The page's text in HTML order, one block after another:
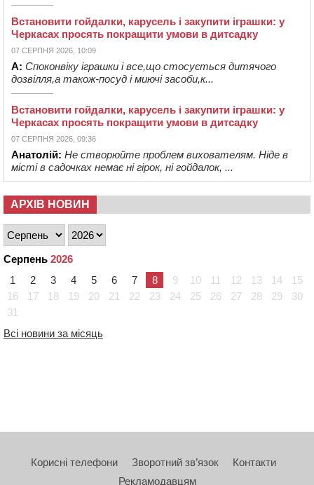
Встановити гойдалки, карусель і закупити іграшки: у
Черкасах просять покращити умови в дитсадку
07 СЕРПНЯ 2026, 10:09
А: Споконвіку іграшки і все,що стосується дитячого
дозвілля,а також-посуд і миючі засоби,к...
Встановити гойдалки, карусель і закупити іграшки: у
Черкасах просять покращити умови в дитсадку
07 СЕРПНЯ 2026, 09:36
Анатолій: Не створюйте проблем вихователям. Ніде в
місті в садочках немає ні гірок, ні гойдалок, ...
АРХІВ НОВИН
Серпень 2026
1
2 3 4 5 6 7 8 9 10 11 12 13 14
15
16
17 18 19 20 21 22 23 24 25 26 27 28 29
30
31
Всі новини за місяць
Корисні телефони Зворотний зв’язок
Контакти
Рекламодавцям